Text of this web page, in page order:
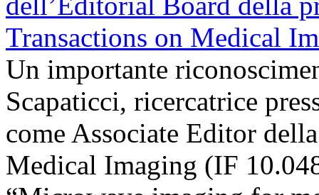
Un importante
Scapaticci, ricercatrice
come Associate Editor
Medical Imaging (IF